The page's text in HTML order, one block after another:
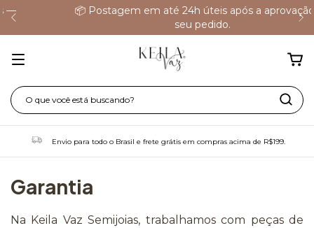
📦 Postagem em até 24h úteis após a aprovação do
seu pedido.
Envio para todo o Brasil e frete grátis em compras acima de R$199.
Garantia
Na Keila Vaz Semijoias, trabalhamos com peças de